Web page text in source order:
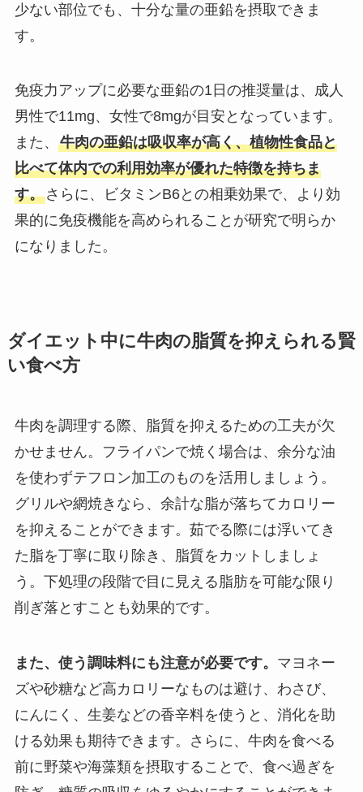
少ない部位でも、十分な量の亜鉛を摂取できま
す。
免疫力アップに必要な亜鉛の1日の推奨量は、成人
男性で11mg、女性で8mgが目安となっています。
また、 牛肉の亜鉛は吸収率が高く、植物性食品と
比べて体内での利用効率が優れた特徴を持ちま
す。さらに、ビタミンB6との相乗効果で、より効
果的に免疫機能を高められることが研究で明らか
になりました。
ダイエット中に牛肉の脂質を抑えられる賢
い食べ方
牛肉を調理する際、脂質を抑えるための工夫が欠
かせません。フライパンで焼く場合は、余分な油
を使わずテフロン加工のものを活用しましょう。
グリルや網焼きなら、余計な脂が落ちてカロリー
を抑えることができます。茹でる際には浮いてき
た脂を丁寧に取り除き、脂質をカットしましょ
う。下処理の段階で目に見える脂肪を可能な限り
削ぎ落とすことも効果的です。
また、使う調味料にも注意が必要です。 マヨネー
ズや砂糖など高カロリーなものは避け、わさび、
にんにく、生姜などの香辛料を使うと、消化を助
ける効果も期待できます。さらに、牛肉を食べる
前に野菜や海藻類を摂取することで、食べ過ぎを